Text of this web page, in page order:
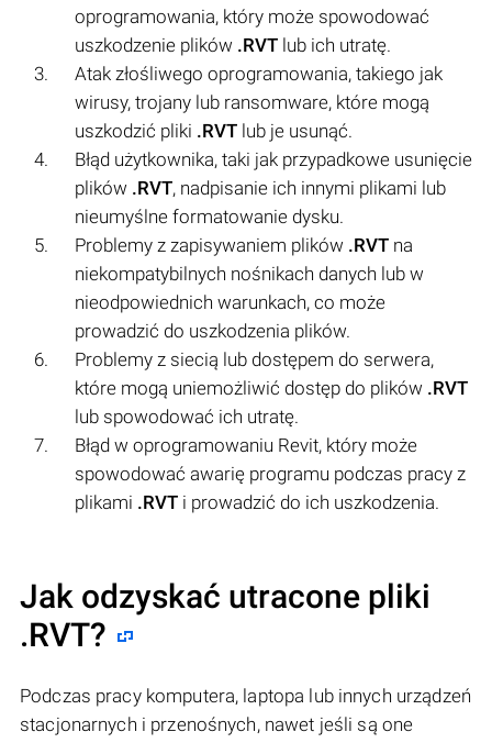
oprogramowania, który może spowodować
uszkodzenie plików .RVT lub ich utratę.
Atak złośliwego oprogramowania, takiego jak
wirusy, trojany lub ransomware, które mogą
uszkodzić pliki .RVT lub je usunąć.
Błąd użytkownika, taki jak przypadkowe usunięcie
plików .RVT, nadpisanie ich innymi plikami lub
nieumyślne formatowanie dysku.
Problemy z zapisywaniem plików .RVT na
niekompatybilnych nośnikach danych lub w
nieodpowiednich warunkach, co może
prowadzić do uszkodzenia plików.
Problemy z siecią lub dostępem do serwera,
które mogą uniemożliwić dostęp do plików .RVT
lub spowodować ich utratę.
Błąd w oprogramowaniu Revit, który może
spowodować awarię programu podczas pracy z
plikami .RVT i prowadzić do ich uszkodzenia.
Jak odzyskać utracone pliki
.RVT?
Podczas pracy komputera, laptopa lub innych urządzeń
stacjonarnych i przenośnych, nawet jeśli są one